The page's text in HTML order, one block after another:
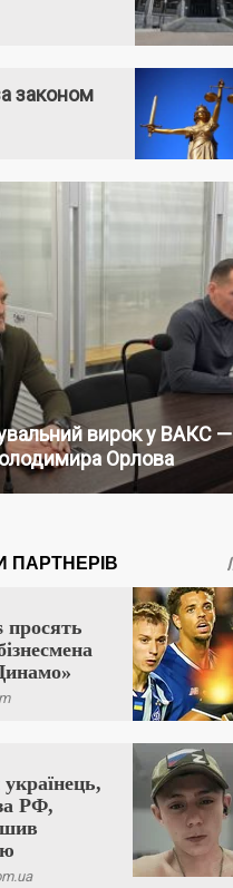
законом
вирок у ВАКС —
Орлова